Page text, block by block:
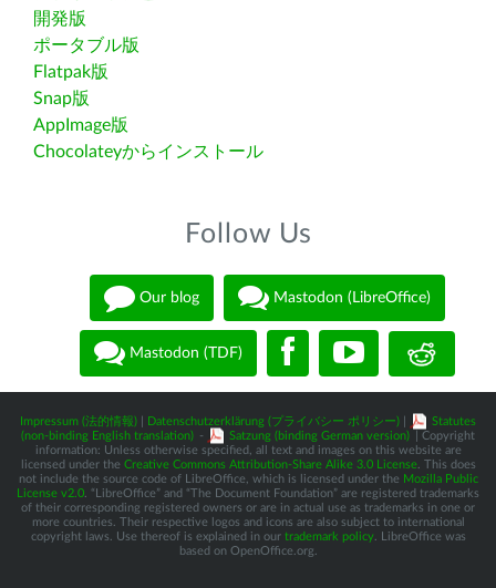
開発版
ポータブル版
Flatpak版
Snap版
AppImage版
Chocolateyからインストール
Follow Us
Our blog Mastodon (LibreOffice)
Mastodon (TDF)
Impressum (法的情報) Datenschutzerklärung (プライバシー ポリシー)
Statutes
(non-binding English translation) - Satzung (binding German version)
| Copyright
information: Unless otherwise specified, all text and images on this website are
licensed under the Creative Commons Attribution-Share Alike 3.0 License. This does
not include the source code of LibreOffice, which is licensed under the Mozilla Public
License v2.0 . “LibreOffice” and “The Document Foundation” are registered trademarks
of their corresponding registered owners or are in actual use as trademarks in one or
more countries. Their respective logos and icons are also subject to international
copyright laws. Use thereof is explained in our trademark policy. LibreOffice was
based on OpenOffice.org.